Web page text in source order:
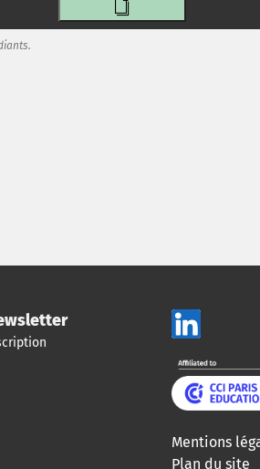
realistic way the
company
in China.
Mentions
Plan du site